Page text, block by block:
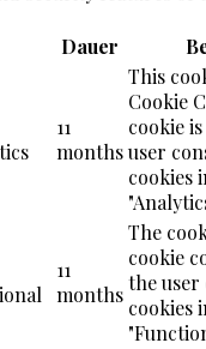
Dauer
11
months
This
Cookie
cookie
user
cookies
11
months
The
cookie
the
cookies